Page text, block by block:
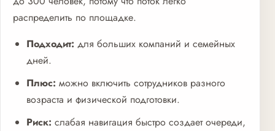
распределить по площадке.
Подходит: для больших компаний и семейных
дней.
Плюс: можно включить сотрудников разного
возраста и физической подготовки.
Риск: слабая навигация быстро создает очереди,